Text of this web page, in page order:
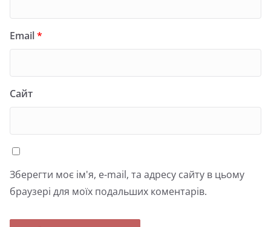
Email*
Сайт
Зберегти моє ім'я, e-mail, та адресу сайту в цьому
браузері для моїх подальших коментарів.